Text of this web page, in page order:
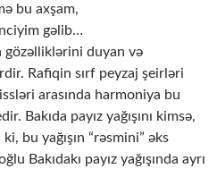
bu axşam,
gəlib…
gözəlliklərini duyan və
Rafiqin sırf peyzaj şeirləri
arasında harmoniya bu
Bakıda payız yağışını kimsə,
bu yağışın “rəsmini” əks
Bakıdakı payız yağışında ayrı